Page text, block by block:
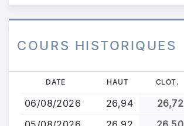
COURS HISTORIQUES
contenu
principal
DATE HAUT CLOT.
06/08/2026 26,94 26,72